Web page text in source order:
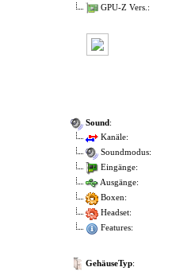
GPU-Z Vers.:
Sound:
Kanäle:
Soundmodus:
Eingänge:
Ausgänge:
Boxen:
Headset:
Features:
GehäuseTyp: